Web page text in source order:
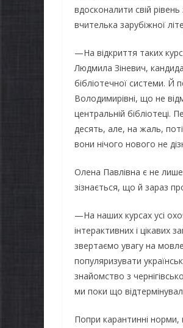
вдосконалити свій
вчителька зарубіжної
—На відкриття таких
Людмила Зіневич,
бібліотечної системи. Й
Володимирівні, що не
центральній бібліотеці.
десять, але, на жаль,
вони нічого нового не
Олена Павлівна є не
зізнається, що й зараз
—На наших курсах усі
інтерактивних і
звертаємо увагу на
популяризувати
знайомство з
ми поки що
Попри карантинні норми,